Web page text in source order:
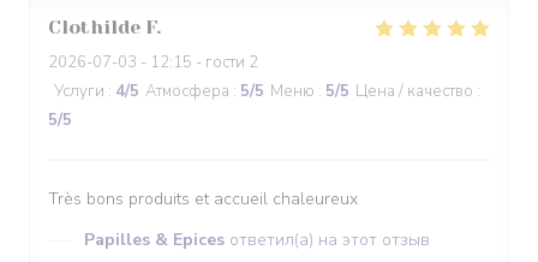
Clothilde F
2026-07-03 - 12:15 - гости 2
Услуги : 4/5 Атмосфера : 5/5 Меню : 5/5 Цена / качество :
5/5
Très bons produits et accueil chaleureux
Papilles & Epices ответил(а) на этот отзыв